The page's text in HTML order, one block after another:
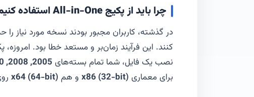
چرا باید از پکیج All-in-One استفاده کنیم؟
در گذشته، کاربران مجبور بودند نسخه مورد نیاز
نصب یک فایل، شما تمام بسته‌های 2005, 2008, 2010, 2012, 2013, 2015-2022
برای معماری x86 (32-bit)و هم x64 (64-bit)